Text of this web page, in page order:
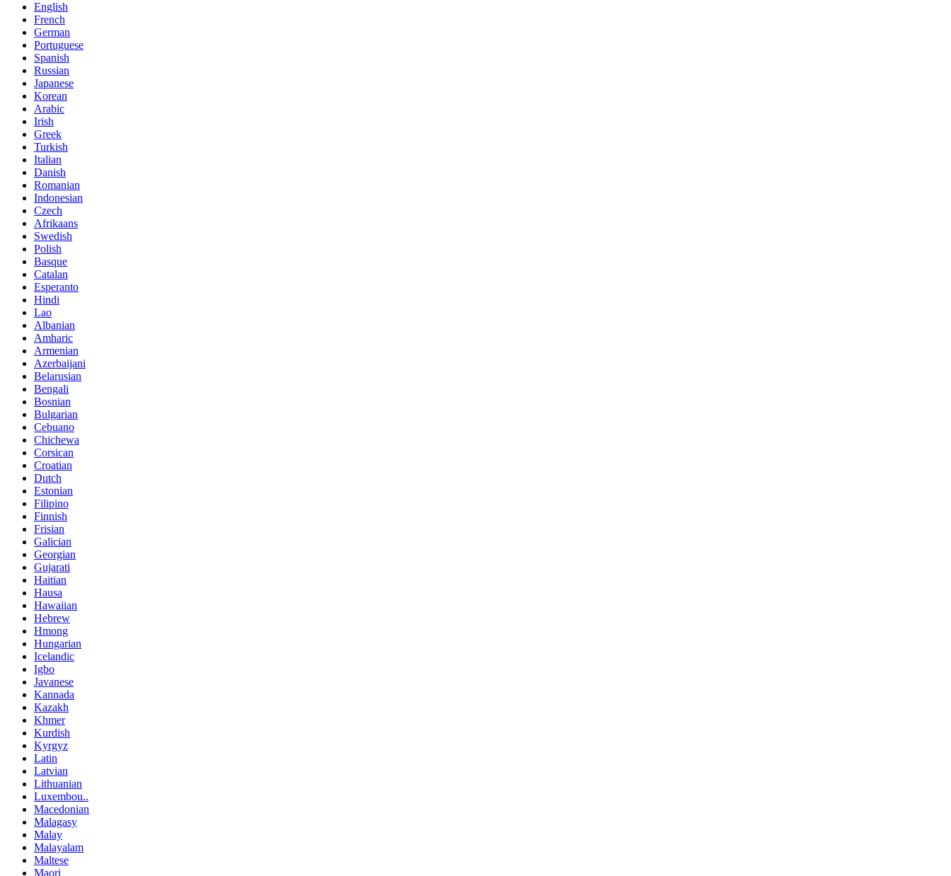
English
French
German
Portuguese
Spanish
Russian
Japanese
Korean
Arabic
Irish
Greek
Turkish
Italian
Danish
Romanian
Indonesian
Czech
Afrikaans
Swedish
Polish
Basque
Catalan
Esperanto
Hindi
Lao
Albanian
Amharic
Armenian
Azerbaijani
Belarusian
Bengali
Bosnian
Bulgarian
Cebuano
Chichewa
Corsican
Croatian
Dutch
Estonian
Filipino
Finnish
Frisian
Galician
Georgian
Gujarati
Haitian
Hausa
Hawaiian
Hebrew
Hmong
Hungarian
Icelandic
Igbo
Javanese
Kannada
Kazakh
Khmer
Kurdish
Kyrgyz
Latin
Latvian
Lithuanian
Luxembou..
Macedonian
Malagasy
Malay
Malayalam
Maltese
Maori